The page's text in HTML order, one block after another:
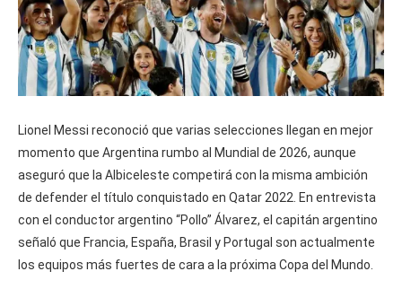
Lionel Messi reconoció que varias selecciones llegan en mejor
momento que Argentina rumbo al Mundial de 2026, aunque
aseguró que la Albiceleste competirá con la misma ambición
de defender el título conquistado en Qatar 2022. En entrevista
con el conductor argentino “Pollo” Álvarez, el capitán argentino
señaló que Francia, España, Brasil y Portugal son actualmente
los equipos más fuertes de cara a la próxima Copa del Mundo.